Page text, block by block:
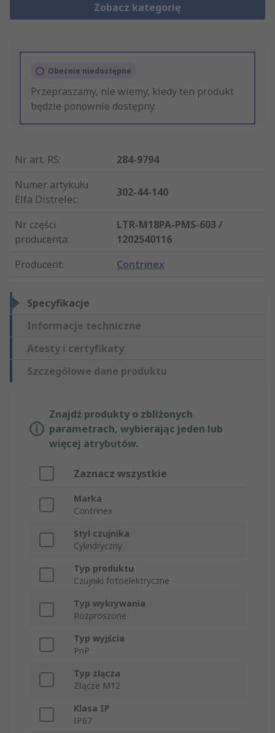
Zobacz kategorię
Obecnie niedostępne
Przepraszamy, nie wiemy, kiedy ten produkt
będzie ponownie dostępny.
Nr art. RS:
284-9794
Numer artykułu
Elfa Distrelec:
302-44-140
Nr części
producenta:
LTR-M18PA-PMS-603 /
1202540116
Producent: Contrinex
Specyfikacje
Informacje techniczne
Atesty i certyfikaty
Szczegółowe dane produktu
Znajdź produkty o zbliżonych
parametrach, wybierając jeden lub
więcej atrybutów.
Zaznacz wszystkie
Marka
Contrinex
Styl czujnika
Cylindryczny
Typ produktu
Czujniki fotoelektryczne
Typ wykrywania
Rozproszone
Typ wyjścia
PnP
Typ złącza
Złącze M12
Klasa IP
IP67